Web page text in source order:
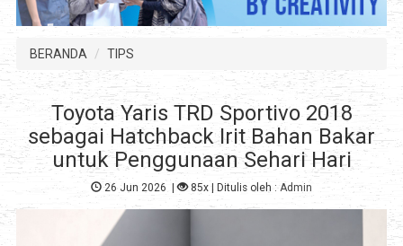
BERANDA TIPS
Toyota Yaris TRD Sportivo 2018
sebagai Hatchback Irit Bahan Bakar
untuk Penggunaan Sehari Hari
26 Jun 2026 | 85x| Ditulis oleh : Admin